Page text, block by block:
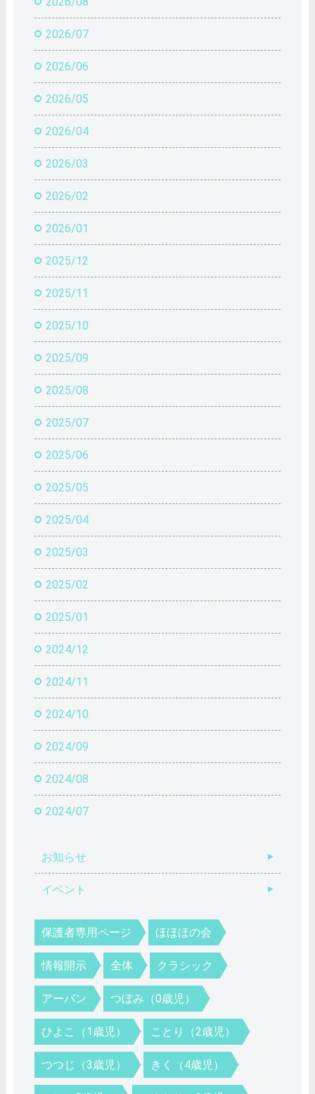
2026/07
2026/06
2026/05
2026/04
2026/03
2026/02
2026/01
2025/12
2025/11
2025/10
2025/09
2025/08
2025/07
2025/06
2025/05
2025/04
2025/03
2025/02
2025/01
2024/12
2024/11
2024/10
2024/09
2024/08
2024/07
お知らせ
イベント
保護者専用ページ ほほほの会
情報開示 全体 クラシック
アーバン つぼみ（0歳児）
ひよこ（1歳児） ことり（2歳児）
つつじ（3歳児） きく（4歳児）